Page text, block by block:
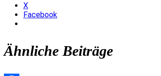
X
Facebook
Ähnliche Beiträge